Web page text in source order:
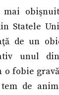
Statele
de un
unul
o fobie
de